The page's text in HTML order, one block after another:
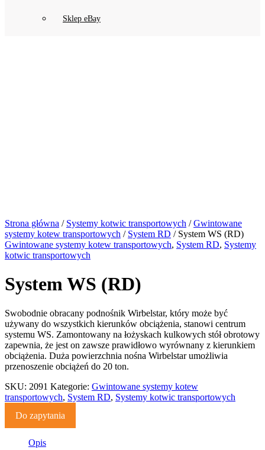
Sklep eBay
Strona główna / Systemy kotwic transportowych /Gwintowane
systemy kotew transportowych / System RD / System WS (RD)
Gwintowane systemy kotew transportowych, System RD, Systemy
kotwic transportowych
System WS (RD)
Swobodnie obracany podnośnik Wirbelstar, który może być
używany do wszystkich kierunków obciążenia, stanowi centrum
systemu WS. Zamontowany na łożyskach kulkowych stół obrotowy
zapewnia, że jest on zawsze prawidłowo wyrównany z kierunkiem
obciążenia. Duża powierzchnia nośna Wirbelstar umożliwia
przenoszenie obciążeń do 20 ton.
SKU: 2091 Kategorie: Gwintowane systemy kotew
transportowych, System RD, Systemy kotwic transportowych
Do zapytania
Opis